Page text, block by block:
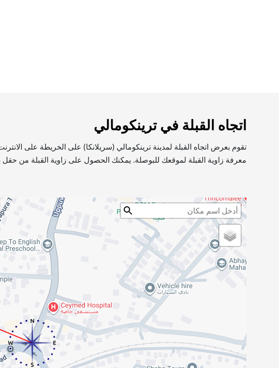
اتجاه القبلة في ترينكومالي
تقوم بعرض اتجاه القبلة لمدينة ترينكومالي (سريلانكا) على الخريطة على
معرفة زاوية القبلة لموقعك للبوصلة. يمكنك الحصول على زاوية القبلة من حقل